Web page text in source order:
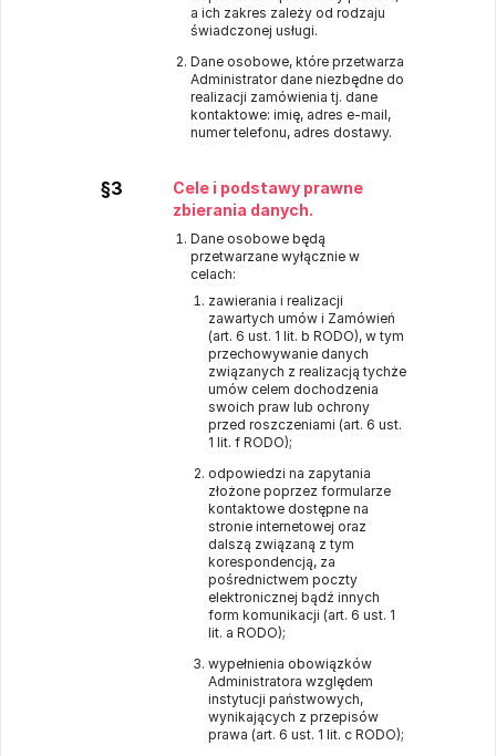
a ich zakres zależy od rodzaju
świadczonej usługi.
Dane osobowe, które przetwarza
Administrator dane niezbędne do
realizacji zamówienia tj. dane
kontaktowe: imię, adres e-mail,
numer telefonu, adres dostawy.
§3
Cele i podstawy prawne
zbierania danych.
Dane osobowe będą
przetwarzane wyłącznie w
celach:
zawierania i realizacji
zawartych umów i Zamówień
(art. 6 ust. 1 lit. b RODO), w tym
przechowywanie danych
związanych z realizacją tychże
umów celem dochodzenia
swoich praw lub ochrony
przed roszczeniami (art. 6 ust.
1 lit. f RODO);
odpowiedzi na zapytania
złożone poprzez formularze
kontaktowe dostępne na
stronie internetowej oraz
dalszą związaną z tym
korespondencją, za
pośrednictwem poczty
elektronicznej bądź innych
form komunikacji (art. 6 ust. 1
lit. a RODO);
wypełnienia obowiązków
Administratora względem
instytucji państwowych,
wynikających z przepisów
prawa (art. 6 ust. 1 lit. c RODO);